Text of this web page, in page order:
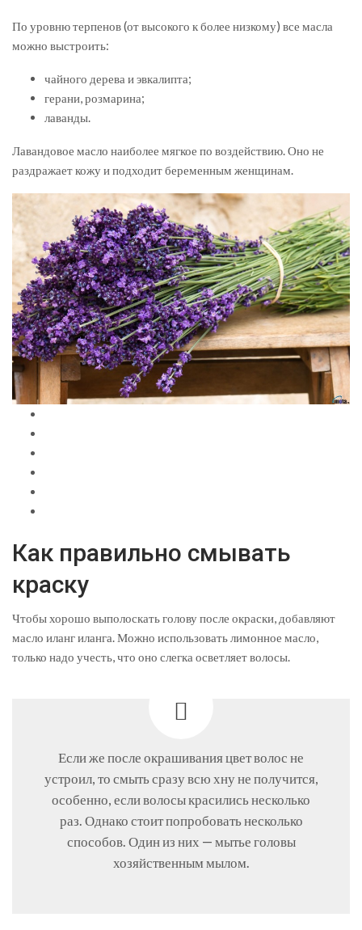
По уровню терпенов (от высокого к более низкому) все масла
можно выстроить:
чайного дерева и эвкалипта;
герани, розмарина;
лаванды.
Лавандовое масло наиболее мягкое по воздействию. Оно не
раздражает кожу и подходит беременным женщинам.
Как правильно смывать
краску
Чтобы хорошо выполоскать голову после окраски, добавляют
масло иланг иланга. Можно использовать лимонное масло,
только надо учесть, что оно слегка осветляет волосы.
Если же после окрашивания цвет волос не
устроил, то смыть сразу всю хну не получится,
особенно, если волосы красились несколько
раз. Однако стоит попробовать несколько
способов. Один из них — мытье головы
хозяйственным мылом.